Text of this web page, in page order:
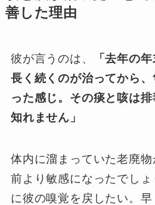
善した理由
彼が言うのは、
「去年の
長く続くのが治ってから
った感じ。その痰と咳は
知れません」
体内に溜まっていた老廃
前より敏感になったでし
に彼の嗅覚を戻したい。